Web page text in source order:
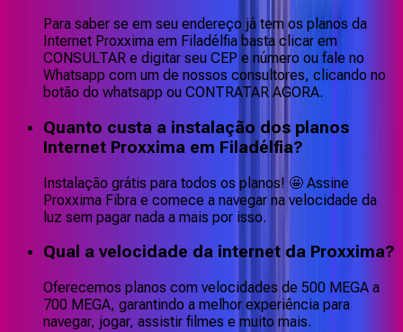
Para saber se em seu endereço já tem os planos da
Internet Proxxima em Filadélfia basta clicar em
CONSULTAR e digitar seu CEP e número ou fale no
Whatsapp com um de nossos consultores, clicando no
botão do whatsapp ou CONTRATAR AGORA.
Quanto custa a instalação dos planos
Internet Proxxima em Filadélfia?
Instalação grátis para todos os planos! 🤩 Assine
Proxxima Fibra e comece a navegar na velocidade da
luz sem pagar nada a mais por isso.
Qual a velocidade da internet da Proxxima?
Oferecemos planos com velocidades de 500 MEGA a
700 MEGA, garantindo a melhor experiência para
navegar, jogar, assistir filmes e muito mais.